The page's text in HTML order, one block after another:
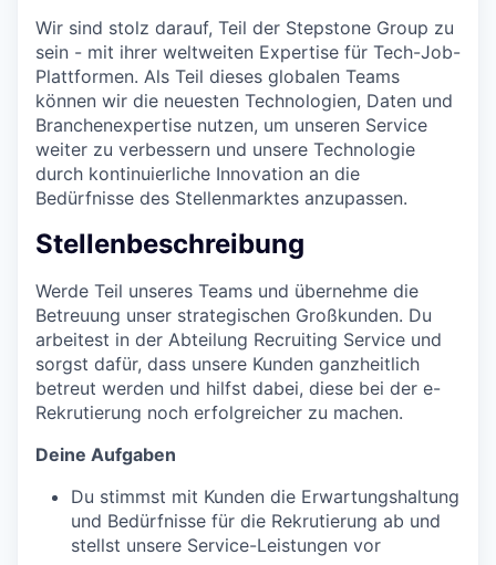
Wir sind stolz darauf, Teil der Stepstone Group zu
sein - mit ihrer weltweiten Expertise für Tech-Job-
Plattformen. Als Teil dieses globalen Teams
können wir die neuesten Technologien, Daten und
Branchenexpertise nutzen, um unseren Service
weiter zu verbessern und unsere Technologie
durch kontinuierliche Innovation an die
Bedürfnisse des Stellenmarktes anzupassen.
Stellenbeschreibung
Werde Teil unseres Teams und übernehme die
Betreuung unser strategischen Großkunden. Du
arbeitest in der Abteilung Recruiting Service und
sorgst dafür, dass unsere Kunden ganzheitlich
betreut werden und hilfst dabei, diese bei der e-
Rekrutierung noch erfolgreicher zu machen.
Deine Aufgaben
Du stimmst mit Kunden die Erwartungshaltung
und Bedürfnisse für die Rekrutierung ab und
stellst unsere Service-Leistungen vor